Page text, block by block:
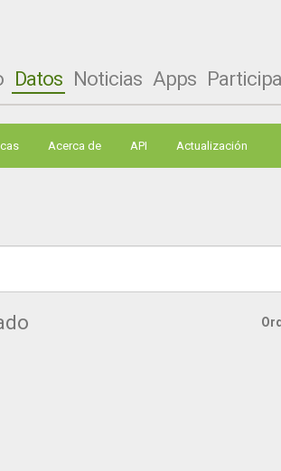
Datos Noticias Apps Participa
Acerca de API Actualización